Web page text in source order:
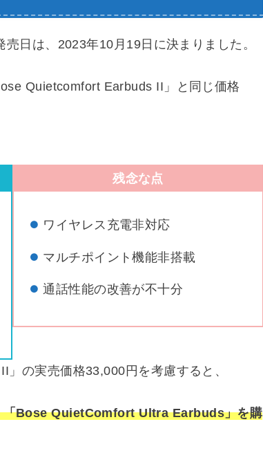
日は、2023年10月19日に決まりました。
Quietcomfort Earbuds II」と同じ価格
残念な点
ワイヤレス充電非対応
マルチポイント機能非搭載
通話性能の改善が不十分
の実売価格33,000円を考慮すると、
「Bose QuietComfort Ultra Earbuds」を購